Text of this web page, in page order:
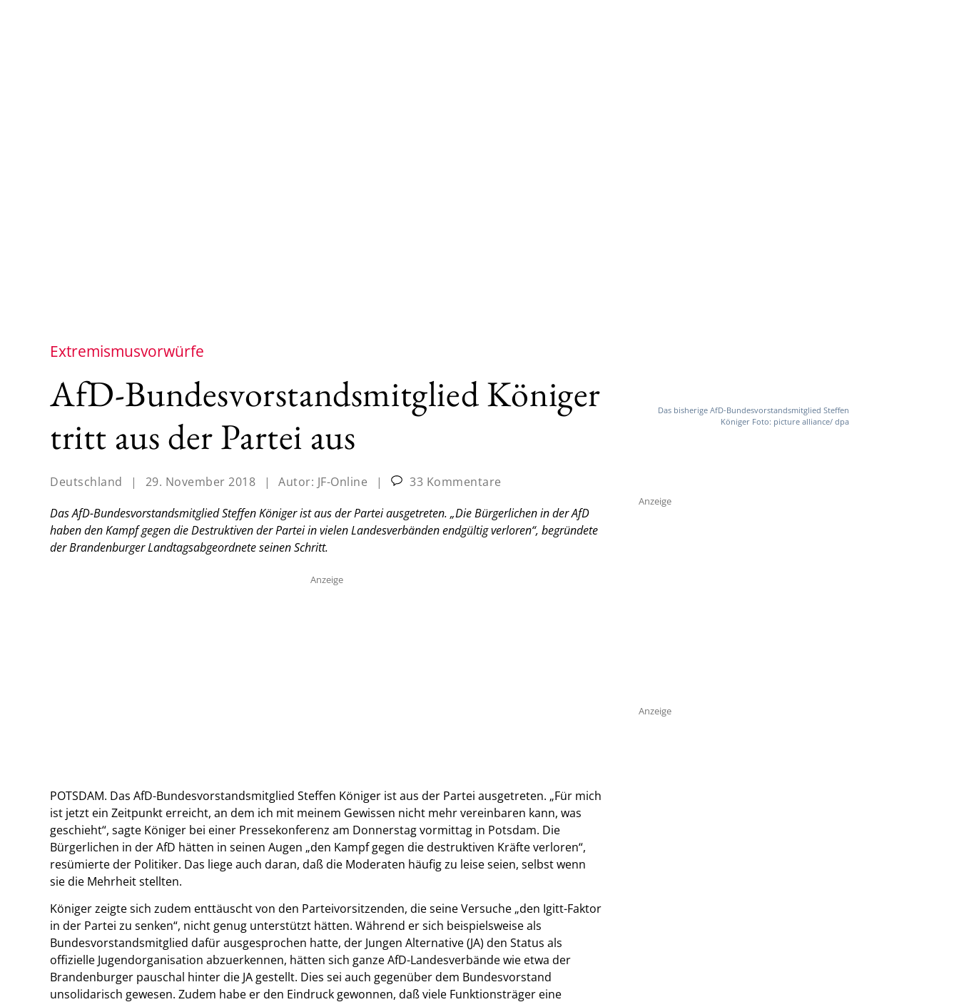
Extremismusvorwürfe
AfD-Bundesvorstandsmitglied Königer
tritt aus der Partei aus
Deutschland | 29. November 2018 | Autor: JF-Online |
33 Kommentare
Das AfD-Bundesvorstandsmitglied Steffen Königer ist aus der Partei ausgetreten. „Die Bürgerlichen in der AfD
haben den Kampf gegen die Destruktiven der Partei in vielen Landesverbänden endgültig verloren“, begründete
der Brandenburger Landtagsabgeordnete seinen Schritt.
Anzeige
POTSDAM. Das AfD-Bundesvorstandsmitglied Steffen Königer ist aus der Partei ausgetreten. „Für mich
ist jetzt ein Zeitpunkt erreicht, an dem ich mit meinem Gewissen nicht mehr vereinbaren kann, was
geschieht“, sagte Königer bei einer Pressekonferenz am Donnerstag vormittag in Potsdam. Die
Bürgerlichen in der AfD hätten in seinen Augen „den Kampf gegen die destruktiven Kräfte verloren“,
resümierte der Politiker. Das liege auch daran, daß die Moderaten häufig zu leise seien, selbst wenn
sie die Mehrheit stellten.
Königer zeigte sich zudem enttäuscht von den Parteivorsitzenden, die seine Versuche „den Igitt-Faktor
in der Partei zu senken“, nicht genug unterstützt hätten. Während er sich beispielsweise als
Bundesvorstandsmitglied dafür ausgesprochen hatte, der Jungen Alternative (JA) den Status als
offizielle Jugendorganisation abzuerkennen, hätten sich ganze AfD-Landesverbände wie etwa der
Brandenburger pauschal hinter die JA gestellt. Dies sei auch gegenüber dem Bundesvorstand
unsolidarisch gewesen. Zudem habe er den Eindruck gewonnen, daß viele Funktionsträger eine
Das bisherige AfD-Bundesvorstandsmitglied Steffen
Königer Foto: picture alliance/ dpa
Anzeige
Anzeige